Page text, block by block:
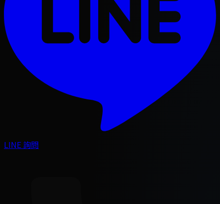
LINE 詢問